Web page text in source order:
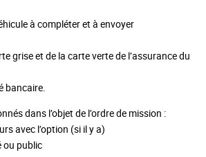
à compléter et à envoyer
grise et de la carte verte de l’assurance du
bancaire.
dans l’objet de l’ordre de mission :
avec l’option (si il y a)
public